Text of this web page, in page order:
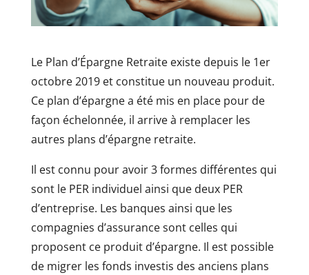
Le Plan d’Épargne Retraite existe depuis le 1er
octobre 2019 et constitue un nouveau produit.
Ce plan d’épargne a été mis en place pour de
façon échelonnée, il arrive à remplacer les
autres plans d’épargne retraite.
Il est connu pour avoir 3 formes différentes qui
sont le PER individuel ainsi que deux PER
d’entreprise. Les banques ainsi que les
compagnies d’assurance sont celles qui
proposent ce produit d’épargne. Il est possible
de migrer les fonds investis des anciens plans